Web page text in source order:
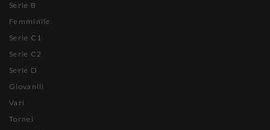
Serie B
Femminile
Serie C1
Serie C2
Serie D
Giovanili
Vari
Tornei